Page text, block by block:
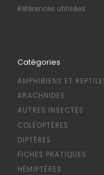
Références utilisées
Catégories
AMPHIBIENS ET
ARACHNIDES
AUTRES INSECTES
COLÉOPTÈRES
DIPTÈRES
FICHES PRATIQUES
HÉMIPTÈRES